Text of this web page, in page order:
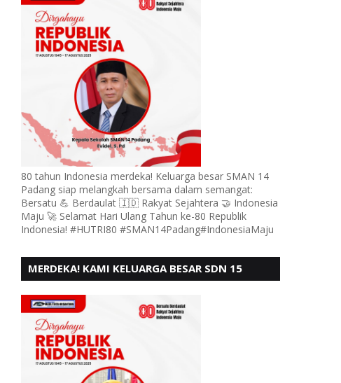
80 tahun Indonesia merdeka! Keluarga besar SMAN 14
Padang siap melangkah bersama dalam semangat:
Bersatu 💪 Berdaulat 🇮🇩 Rakyat Sejahtera 🤝 Indonesia
Maju 🚀 Selamat Hari Ulang Tahun ke-80 Republik
Indonesia! #HUTRI80 #SMAN14Padang#IndonesiaMaju
MERDEKA! KAMI KELUARGA BESAR SDN 15
- 80